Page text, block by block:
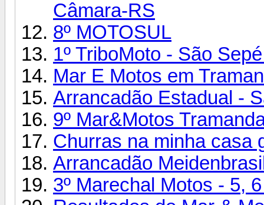
Câmara-RS
8º MOTOSUL
1º TriboMoto - São
Mar E Motos em
Arrancadão Estadual -
9º Mar&Motos
Churras na minha casa
Arrancadão
3º Marechal Motos - 5,